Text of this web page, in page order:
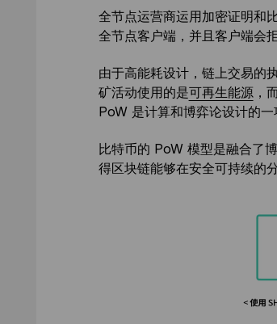
全节点运营商运用加密证明和
全节点客户端，并且客户端会
由于高能耗设计，链上交易的
矿活动使用的是可再生能源，
PoW 是计算和博弈论设计的一
比特币的 PoW 模型是融合了
得区块链能够在安全可持续的